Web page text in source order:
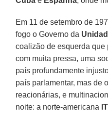
Em 11 de setembro de
fogo o Governo da
coalizão de esquerda que
com muita pressa, uma
país profundamente
país parlamentar, mas de
reacionárias, e
noite: a norte-americana